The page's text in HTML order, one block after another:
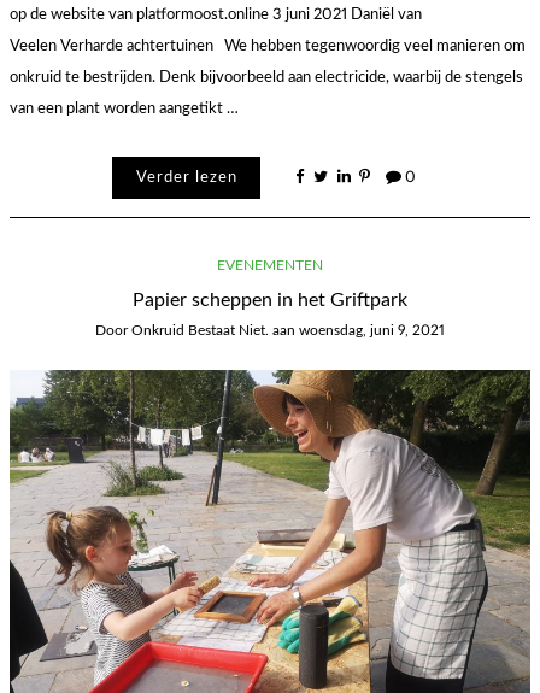
op de website van platformoost.online 3 juni 2021 Daniël van
Veelen Verharde achtertuinen We hebben tegenwoordig veel manieren om
onkruid te bestrijden. Denk bijvoorbeeld aan electricide, waarbij de stengels
van een plant worden aangetikt …
Verder lezen 0
EVENEMENTEN
Papier scheppen in het Griftpark
DoorOnkruid Bestaat Niet. aan woensdag, juni 9, 2021